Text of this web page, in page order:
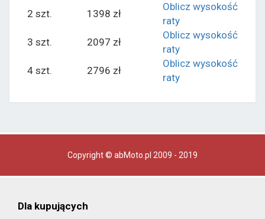
2 szt.
1398 zł
Oblicz wysokość
raty
3 szt.
2097 zł
Oblicz wysokość
raty
4 szt.
2796 zł
Oblicz wysokość
raty
Copyright © abMoto.pl 2009 - 2019
Dla kupujących